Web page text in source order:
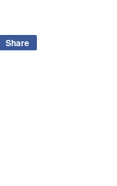
Share